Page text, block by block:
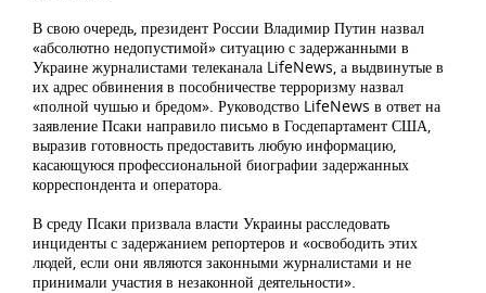
В свою очередь, президент России Владимир Путин назвал
«абсолютно недопустимой» ситуацию с задержанными в
Украине журналистами телеканала LifeNews, а выдвинутые в
их адрес обвинения в пособничестве терроризму назвал
«полной чушью и бредом». Руководство LifeNews в ответ на
заявление Псаки направило письмо в Госдепартамент США,
выразив готовность предоставить любую информацию,
касающуюся профессиональной биографии задержанных
корреспондента и оператора.
В среду Псаки призвала власти Украины расследовать
инциденты с задержанием репортеров и «освободить этих
людей, если они являются законными журналистами и не
принимали участия в незаконной деятельности».